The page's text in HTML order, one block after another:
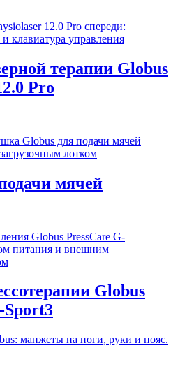
терапии Globus
Pro
мячей
Globus
Sport3
манжеты на ноги, руки и пояс.